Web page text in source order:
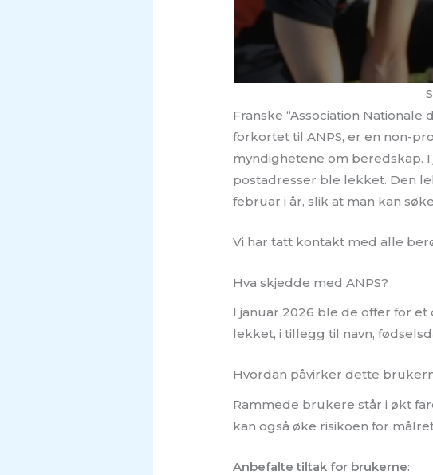
Franske “Association
forkortet til ANPS, er en non-
myndighetene om beredskap.
postadresser ble lekket. Den
februar i år, slik at man kan
Vi har tatt kontakt med alle
Hva skjedde med ANPS?
I januar 2026 ble de offer for
lekket, i tillegg til navn,
Hvordan påvirker dette
Rammede brukere står i økt
kan også øke risikoen for
Anbefalte tiltak for brukerne: